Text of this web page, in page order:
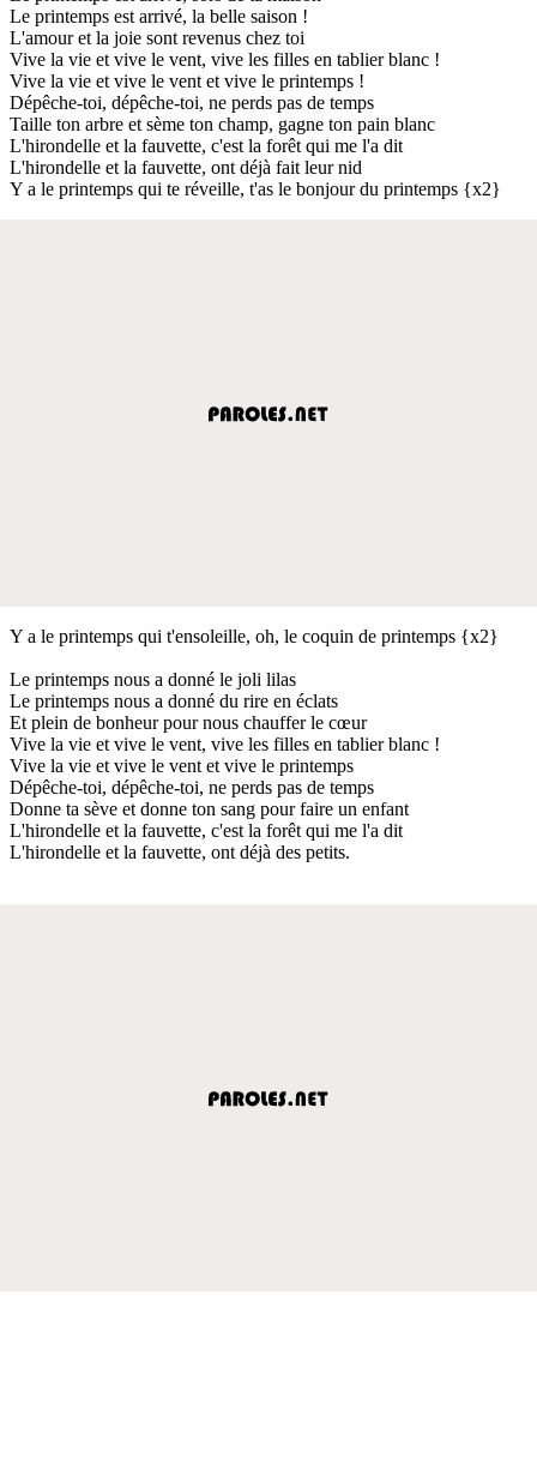
Le printemps est arrivé, la belle saison !
L'amour et la joie sont revenus chez toi
Vive la vie et vive le vent, vive les filles en tablier blanc !
Vive la vie et vive le vent et vive le printemps !
Dépêche-toi, dépêche-toi, ne perds pas de temps
Taille ton arbre et sème ton champ, gagne ton pain blanc
L'hirondelle et la fauvette, c'est la forêt qui me l'a dit
L'hirondelle et la fauvette, ont déjà fait leur nid
Y a le printemps qui te réveille, t'as le bonjour du printemps {x2}
Y a le printemps qui t'ensoleille, oh, le coquin de printemps {x2}
Le printemps nous a donné le joli lilas
Le printemps nous a donné du rire en éclats
Et plein de bonheur pour nous chauffer le cœur
Vive la vie et vive le vent, vive les filles en tablier blanc !
Vive la vie et vive le vent et vive le printemps
Dépêche-toi, dépêche-toi, ne perds pas de temps
Donne ta sève et donne ton sang pour faire un enfant
L'hirondelle et la fauvette, c'est la forêt qui me l'a dit
L'hirondelle et la fauvette, ont déjà des petits.